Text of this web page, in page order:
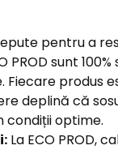
pentru a
sunt
produs
deplină că
optime.
: La ECO PROD,